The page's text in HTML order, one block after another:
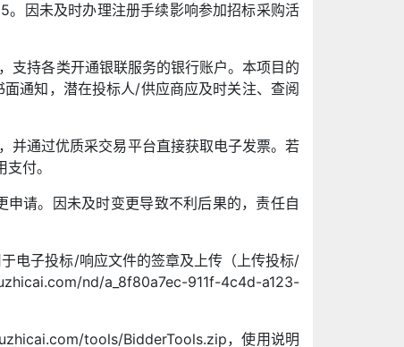
因未及时办理注册手续影响参加招标采购活
支持各类开通银联服务的银行账户。本项目的
通知，潜在投标人/供应商应及时关注、查阅
并通过优质采交易平台直接获取电子发票。若
付。
请。因未及时变更导致不利后果的，责任自
电子投标/响应文件的签章及上传（上传投标/
nd/a_8f80a7ec-911f-4c4d-a123-
tools/BidderTools.zip，使用说明